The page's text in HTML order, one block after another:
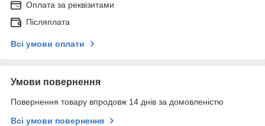
Оплата за реквізитами
Післяплата
Всі умови оплати
Умови повернення
Повернення товару впродовж 14 днів за домовленістю
Всі умови повернення